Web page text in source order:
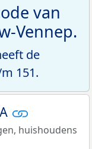
van
Vennep.
de
151.
huishoudens